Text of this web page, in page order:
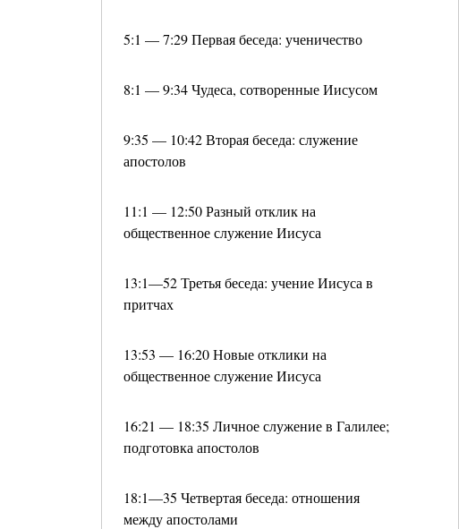
5:1 — 7:29 Первая беседа: ученичество
8:1 — 9:34 Чудеса, сотворенные Иисусом
9:35 — 10:42 Вторая беседа: служение
апостолов
11:1 — 12:50 Разный отклик на
общественное служение Иисуса
13:1—52 Третья беседа: учение Иисуса в
притчах
13:53 — 16:20 Новые отклики на
общественное служение Иисуса
16:21 — 18:35 Личное служение в Галилее;
подготовка апостолов
18:1—35 Четвертая беседа: отношения
между апостолами